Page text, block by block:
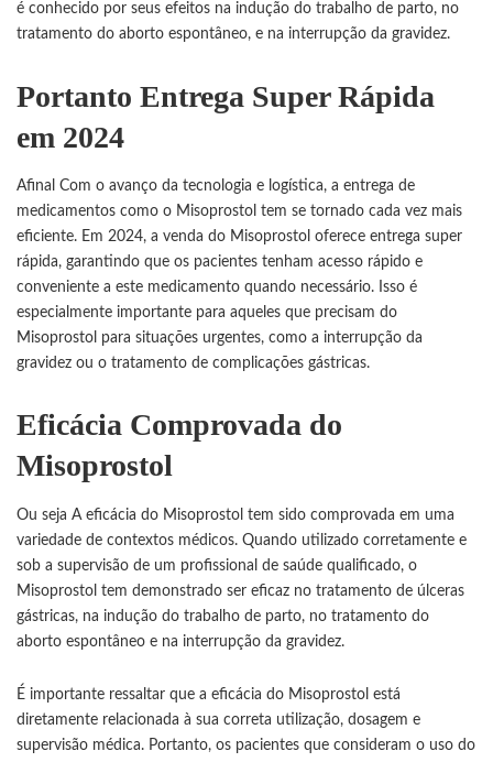
é conhecido por seus efeitos na indução do trabalho de parto, no
tratamento do aborto espontâneo, e na interrupção da gravidez.
Portanto Entrega Super Rápida
em 2024
Afinal Com o avanço da tecnologia e logística, a entrega de
medicamentos como o Misoprostol tem se tornado cada vez mais
eficiente. Em 2024, a venda do Misoprostol oferece entrega super
rápida, garantindo que os pacientes tenham acesso rápido e
conveniente a este medicamento quando necessário. Isso é
especialmente importante para aqueles que precisam do
Misoprostol para situações urgentes, como a interrupção da
gravidez ou o tratamento de complicações gástricas.
Eficácia Comprovada do
Misoprostol
Ou seja A eficácia do Misoprostol tem sido comprovada em uma
variedade de contextos médicos. Quando utilizado corretamente e
sob a supervisão de um profissional de saúde qualificado, o
Misoprostol tem demonstrado ser eficaz no tratamento de úlceras
gástricas, na indução do trabalho de parto, no tratamento do
aborto espontâneo e na interrupção da gravidez.
É importante ressaltar que a eficácia do Misoprostol está
diretamente relacionada à sua correta utilização, dosagem e
supervisão médica. Portanto, os pacientes que consideram o uso do